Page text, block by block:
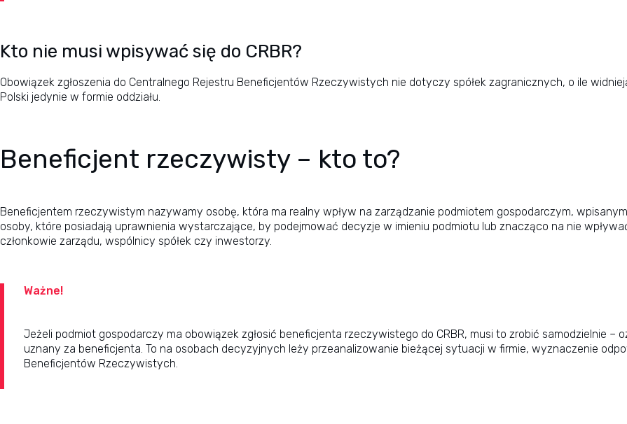
Kto nie musi wpisywać się do CRBR?
Obowiązek zgłoszenia do Centralnego Rejestru Beneficjentów Rzeczywistych nie dotyczy spółek zagranicznych, o ile
Polski jedynie w formie oddziału.
Beneficjent rzeczywisty – kto to?
Beneficjentem rzeczywistym nazywamy osobę, która ma realny wpływ na zarządzanie podmiotem gospodarczym, wpisanym
osoby, które posiadają uprawnienia wystarczające, by podejmować decyzje w imieniu podmiotu lub znacząco na nie
członkowie zarządu, wspólnicy spółek czy inwestorzy.
Ważne!
Jeżeli podmiot gospodarczy ma obowiązek zgłosić beneficjenta rzeczywistego do CRBR, musi to zrobić samodzielnie –
uznany za beneficjenta. To na osobach decyzyjnych leży przeanalizowanie bieżącej sytuacji w firmie, wyznaczenie
Beneficjentów Rzeczywistych.